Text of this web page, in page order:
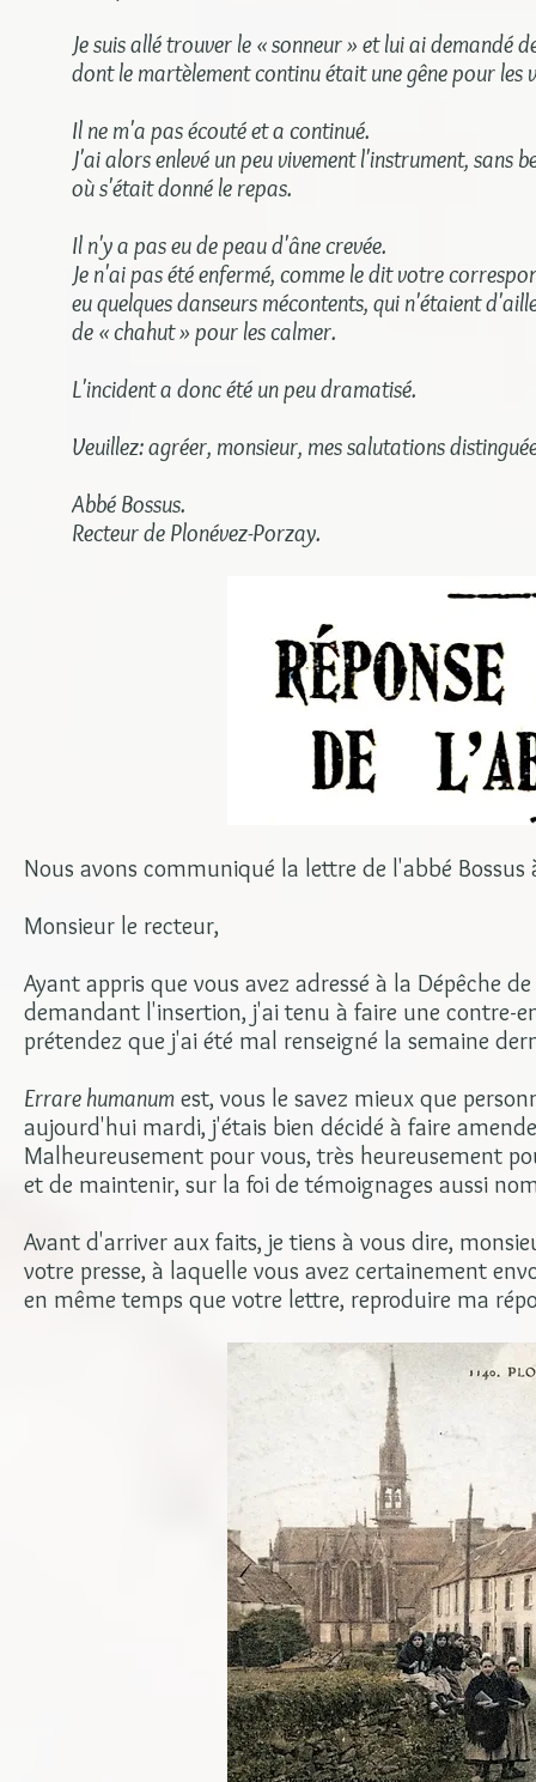
Je suis allé trouver le « sonneur » et lui ai demandé
dont le martèlement continu était une gêne pour les
Il ne m'a pas écouté et a continué.
J'ai alors enlevé un peu vivement l'instrument,
où s'était donné le repas.
Il n'y a pas eu de peau d'âne crevée.
Je n'ai pas été enfermé, comme le dit votre
eu quelques danseurs mécontents, qui n'étaient
de « chahut » pour les calmer.
L'incident a donc été un peu dramatisé.
Veuillez: agréer, monsieur, mes salutations
Abbé Bossus.
Recteur de Plonévez-Porzay.
Nous avons communiqué la lettre de l'abbé
Monsieur le recteur,
Ayant appris que vous avez adressé à la Dépêche
demandant l'insertion, j'ai tenu à faire une contre-
prétendez que j'ai été mal renseigné la semaine
Errare humanum est, vous le savez mieux que
aujourd'hui mardi, j'étais bien décidé à faire
Malheureusement pour vous, très heureusement
et de maintenir, sur la foi de témoignages aussi
Avant d'arriver aux faits, je tiens à vous dire,
votre presse, à laquelle vous avez certainement
en même temps que votre lettre, reproduire ma